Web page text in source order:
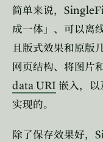
简单来说，
成一体」、可以离
且版式效果和原版
网页结构、将图片
data URI 嵌入，以
实现的。
除了保存效果好，